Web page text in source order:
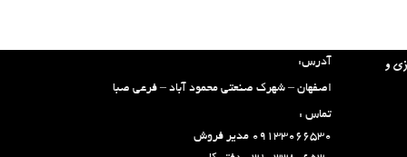
آدرس:
اصفهان – شهرک صنعتی محمود آباد – فرعی صبا
تماس :
۰۹۱۳۳۰۶۶۵۳۰ مدیر فروش
و